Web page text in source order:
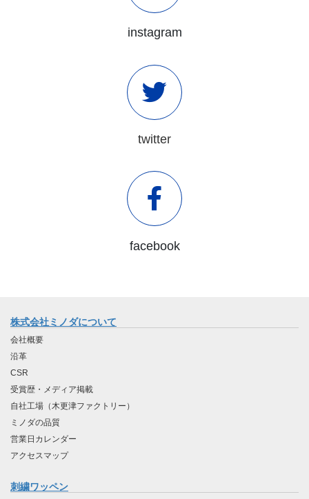
instagram
twitter
facebook
株式会社ミノダについて
会社概要
沿革
CSR
受賞歴・メディア掲載
自社工場（木更津ファクトリー）
ミノダの品質
営業日カレンダー
アクセスマップ
刺繍ワッペン